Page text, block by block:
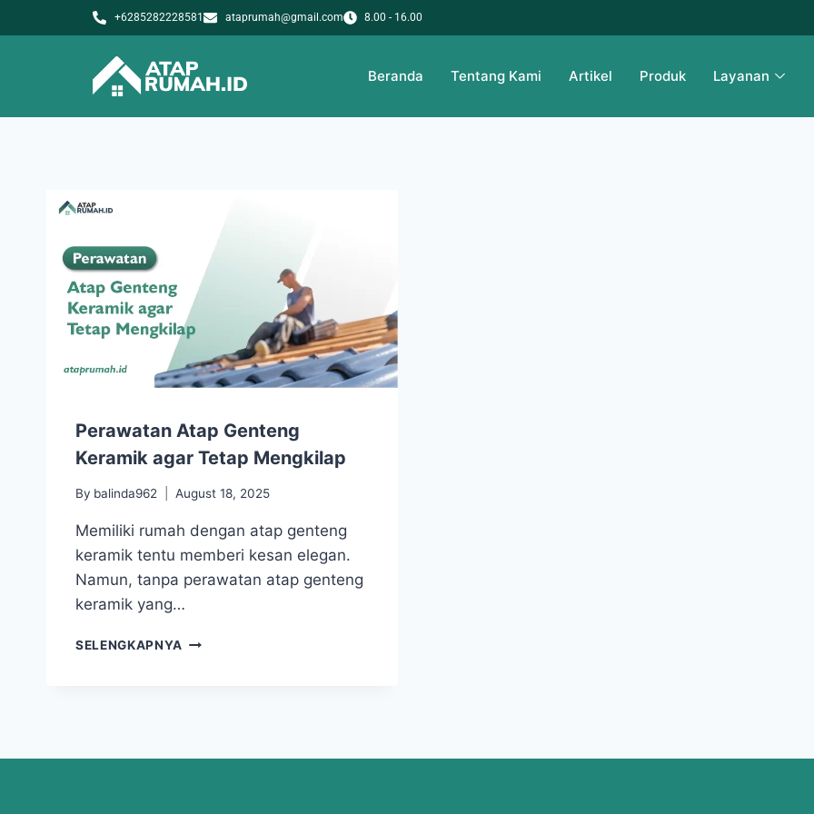
+6285282228581 ataprumah@gmail.com 8.00 - 16.00
Beranda Tentang Kami Artikel Produk Layanan
Perawatan Atap Genteng
Keramik agar Tetap Mengkilap
By balinda962 August 18, 2025
Memiliki rumah dengan atap genteng
keramik tentu memberi kesan elegan.
Namun, tanpa perawatan atap genteng
keramik yang…
SELENGKAPNYA